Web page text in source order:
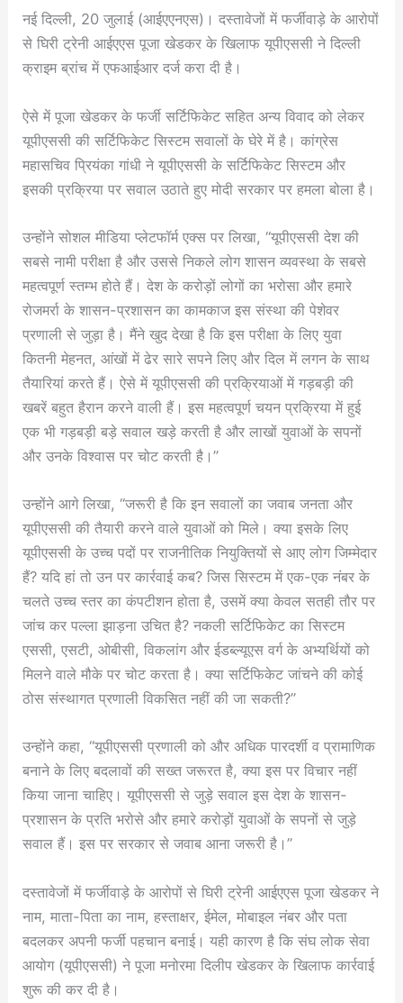
नई दिल्ली, 20 जुलाई (आईएएनएस)। दस्तावेजों में फर्जीवाड़े के आरोपों
से घिरी ट्रेनी आईएएस पूजा खेडकर के खिलाफ यूपीएससी ने दिल्ली
क्राइम ब्रांच में एफआईआर दर्ज करा दी है।
ऐसे में पूजा खेडकर के फर्जी सर्टिफिकेट सहित अन्य विवाद को लेकर
यूपीएससी की सर्टिफिकेट सिस्टम सवालों के घेरे में है। कांग्रेस
महासचिव प्रियंका गांधी ने यूपीएससी के सर्टिफिकेट सिस्टम और
इसकी प्रक्रिया पर सवाल उठाते हुए मोदी सरकार पर हमला बोला है।
उन्होंने सोशल मीडिया प्लेटफॉर्म एक्स पर लिखा, “यूपीएससी देश की
सबसे नामी परीक्षा है और उससे निकले लोग शासन व्यवस्था के सबसे
महत्वपूर्ण स्तम्भ होते हैं। देश के करोड़ों लोगों का भरोसा और हमारे
रोजमर्रा के शासन-प्रशासन का कामकाज इस संस्था की पेशेवर
प्रणाली से जुड़ा है। मैंने खुद देखा है कि इस परीक्षा के लिए युवा
कितनी मेहनत, आंखों में ढेर सारे सपने लिए और दिल में लगन के साथ
तैयारियां करते हैं। ऐसे में यूपीएससी की प्रक्रियाओं में गड़बड़ी की
खबरें बहुत हैरान करने वाली हैं। इस महत्वपूर्ण चयन प्रक्रिया में हुई
एक भी गड़बड़ी बड़े सवाल खड़े करती है और लाखों युवाओं के सपनों
और उनके विश्वास पर चोट करती है।”
उन्होंने आगे लिखा, “जरूरी है कि इन सवालों का जवाब जनता और
यूपीएससी की तैयारी करने वाले युवाओं को मिले। क्या इसके लिए
यूपीएससी के उच्च पदों पर राजनीतिक नियुक्तियों से आए लोग जिम्मेदार
हैं? यदि हां तो उन पर कार्रवाई कब? जिस सिस्टम में एक-एक नंबर के
चलते उच्च स्तर का कंपटीशन होता है, उसमें क्या केवल सतही तौर पर
जांच कर पल्ला झाड़ना उचित है? नकली सर्टिफिकेट का सिस्टम
एससी, एसटी, ओबीसी, विकलांग और ईडब्ल्यूएस वर्ग के अभ्यर्थियों को
मिलने वाले मौके पर चोट करता है। क्या सर्टिफिकेट जांचने की कोई
ठोस संस्थागत प्रणाली विकसित नहीं की जा सकती?”
उन्होंने कहा, “यूपीएससी प्रणाली को और अधिक पारदर्शी व प्रामाणिक
बनाने के लिए बदलावों की सख्त जरूरत है, क्या इस पर विचार नहीं
किया जाना चाहिए। यूपीएससी से जुड़े सवाल इस देश के शासन-
प्रशासन के प्रति भरोसे और हमारे करोड़ों युवाओं के सपनों से जुड़े
सवाल हैं। इस पर सरकार से जवाब आना जरूरी है।”
दस्तावेजों में फर्जीवाड़े के आरोपों से घिरी ट्रेनी आईएएस पूजा खेडकर ने
नाम, माता-पिता का नाम, हस्ताक्षर, ईमेल, मोबाइल नंबर और पता
बदलकर अपनी फर्जी पहचान बनाई। यही कारण है कि संघ लोक सेवा
आयोग (यूपीएससी) ने पूजा मनोरमा दिलीप खेडकर के खिलाफ कार्रवाई
शुरू की कर दी है।